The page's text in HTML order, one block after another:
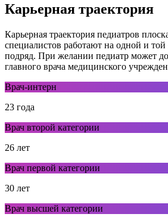
Карьерная траектория
Карьерная траектория педиатров
специалистов работают на одной и
подряд. При желании педиатр может
главного врача медицинского
Врач-интерн
23 года
Врач второй категории
26 лет
Врач первой категории
30 лет
Врач высшей категории